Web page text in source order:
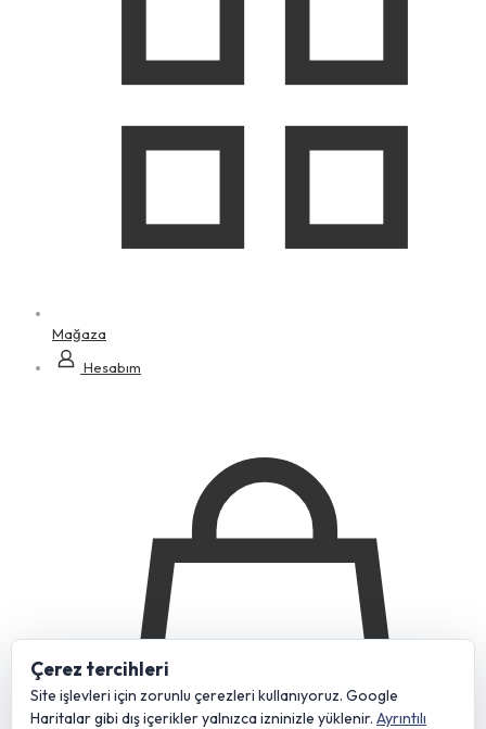
Mağaza
Hesabım
Çerez tercihleri
Site işlevleri için zorunlu çerezleri kullanıyoruz. Google
Haritalar gibi dış içerikler yalnızca izninizle yüklenir. Ayrıntılı